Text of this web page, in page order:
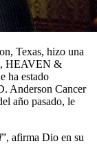
Texas, hizo una
HEAVEN &
estado
Anderson Cancer
año pasado, le
”, afirma Dio en su